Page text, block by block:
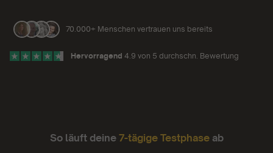
70.000+ Menschen vertrauen uns bereits
Hervorragend 4.9 von 5 durchschn. Bewertung
So läuft deine 7-tägige Testphaseab